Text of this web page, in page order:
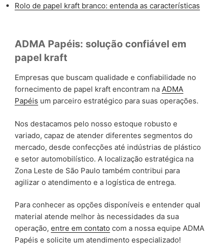
Rolo de papel kraft branco: entenda as características
ADMA Papéis: solução confiável em
papel kraft
Empresas que buscam qualidade e confiabilidade no
fornecimento de papel kraft encontram na ADMA
Papéis um parceiro estratégico para suas operações.
Nos destacamos pelo nosso estoque robusto e
variado, capaz de atender diferentes segmentos do
mercado, desde confecções até indústrias de plástico
e setor automobilístico. A localização estratégica na
Zona Leste de São Paulo também contribui para
agilizar o atendimento e a logística de entrega.
Para conhecer as opções disponíveis e entender qual
material atende melhor às necessidades da sua
operação, entre em contato com a nossa equipe ADMA
Papéis e solicite um atendimento especializado!